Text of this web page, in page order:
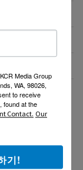
Media Group
WA, 98026,
to receive
found at the
Contact. Our
기!